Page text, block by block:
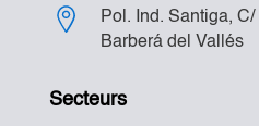
Pol. Ind. Santiga,
Barberá del Vallés
Secteurs